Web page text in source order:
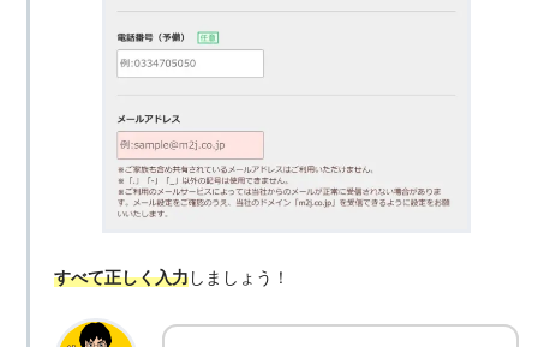
すべて正しく入力しましょう！